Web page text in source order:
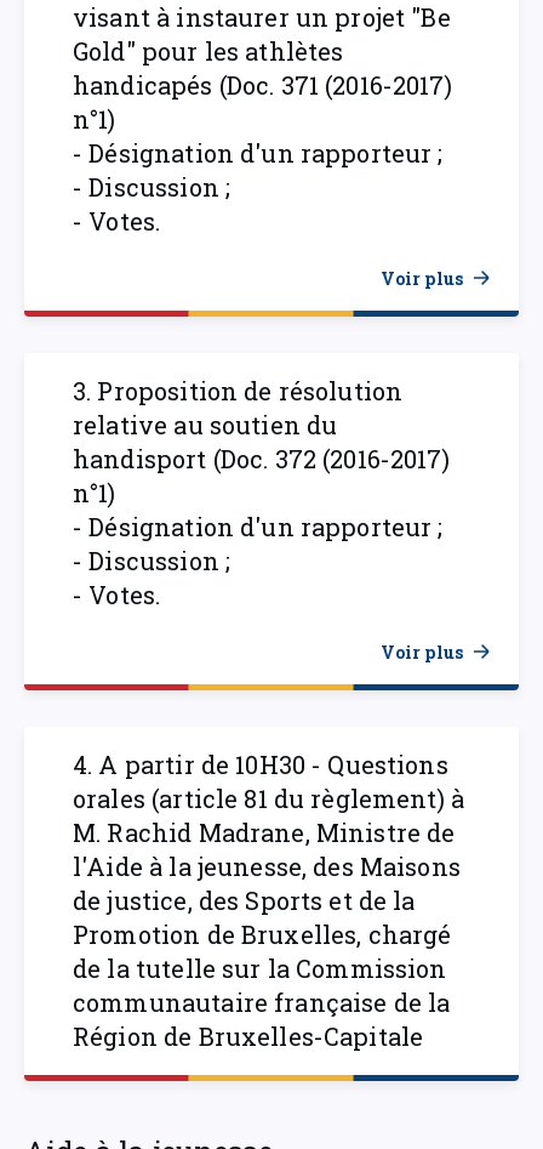
visant à instaurer un projet "Be
Gold" pour les athlètes
handicapés (Doc. 371 (2016-2017)
n°1)
- Désignation d'un rapporteur ;
- Discussion ;
- Votes.
Voir plus
3. Proposition de résolution
relative au soutien du
handisport (Doc. 372 (2016-2017)
n°1)
- Désignation d'un rapporteur ;
- Discussion ;
- Votes.
Voir plus
4. A partir de 10H30 - Questions
orales (article 81 du règlement) à
M. Rachid Madrane, Ministre de
l'Aide à la jeunesse, des Maisons
de justice, des Sports et de la
Promotion de Bruxelles, chargé
de la tutelle sur la Commission
communautaire française de la
Région de Bruxelles-Capitale